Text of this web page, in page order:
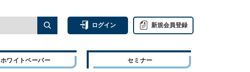
ログイン 新規会員登録
ホワイトペーパー セミナー